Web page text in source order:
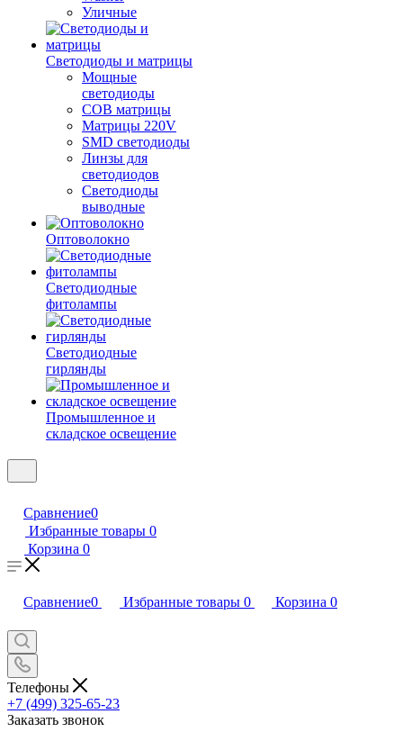
Уличные
Светодиоды и матрицы
Мощные
светодиоды
COB матрицы
Матрицы 220V
SMD светодиоды
Линзы для
светодиодов
Светодиоды
выводные
Оптоволокно
Светодиодные
фитолампы
Светодиодные
гирлянды
Промышленное и
складское освещение
Сравнение0
Избранные товары 0
Корзина 0
Сравнение0 Избранные товары 0 Корзина 0
Телефоны
+7 (499) 325-65-23
Заказать звонок